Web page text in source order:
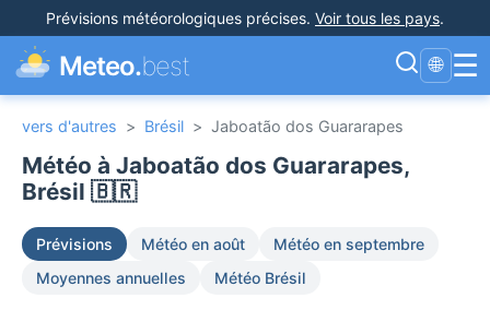
Prévisions météorologiques précises. Voir tous les pays.
Meteo.best 🌐 ☰
vers d'autres > Brésil > Jaboatão dos Guararapes
Météo à Jaboatão dos Guararapes,
Brésil 🇧🇷
Prévisions Météo en août
Météo en septembre
Moyennes annuelles
Météo Brésil